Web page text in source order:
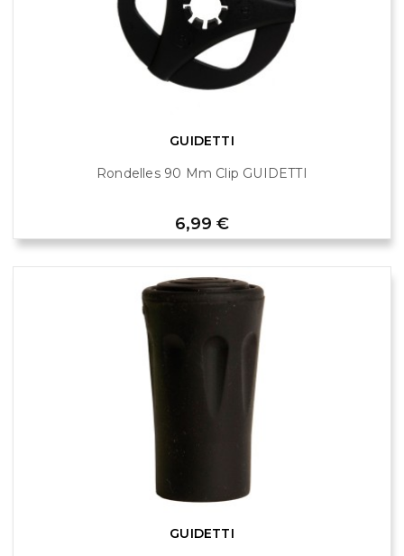
GUIDETTI
Rondelles 90 Mm Clip GUIDETTI
Prix
6,99 €
GUIDETTI